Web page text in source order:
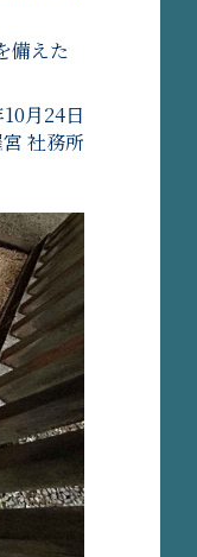
備えた
月24日
社務所